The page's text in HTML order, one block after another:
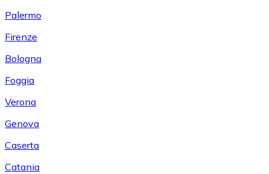
Palermo
Firenze
Bologna
Foggia
Verona
Genova
Caserta
Catania